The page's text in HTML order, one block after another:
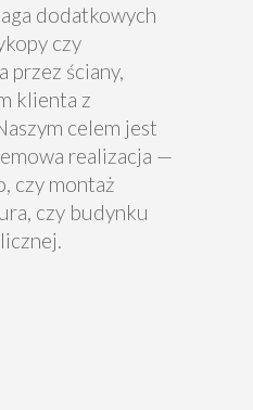
dodatkowych
czy
przez ściany,
klienta z
celem jest
realizacja —
czy montaż
czy budynku